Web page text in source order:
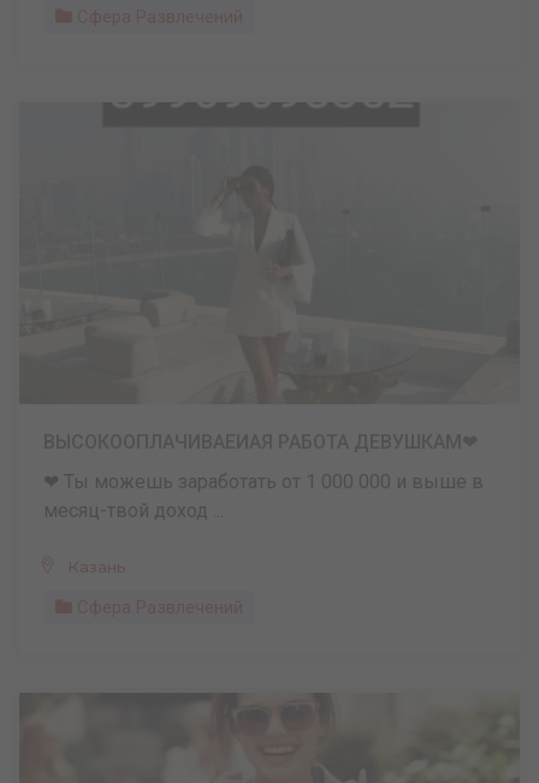
Сфера Развлечений
❤ Ты можешь заработать от 1 000 000 и выше в
месяц-твой доход ...
Казань
Сфера Развлечений